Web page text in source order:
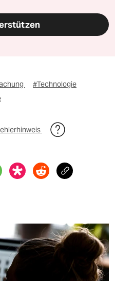
#Technologie